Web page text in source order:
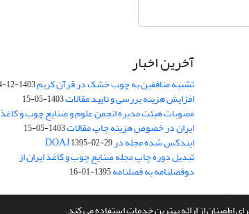
آخرین اخبار
تشبیه منافقین به چوب خشک در قرآن کریم1403-12-24
افزایش هزینه بررسی و تایید مقالات1403-05-15
مصوبات هیئت مدیره انجمن علوم و صنایع چوب و کاغذ
ایران در خصوص هزینه چاپ مقالات1403-05-15
ایندکس شده مجله در DOAJ1395-02-29
تبدیل دوره چاپ مجله صنایع چوب و کاغذ ایران از
دوفصلنامه به فصلنامه1395-01-16
طراحی و پیاده سازی ازسیناوب